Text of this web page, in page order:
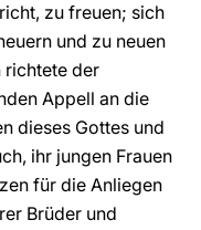
zu freuen; sich
und zu neuen
richtete der
Appell an die
dieses Gottes und
ihr jungen Frauen
für die Anliegen
Brüder und